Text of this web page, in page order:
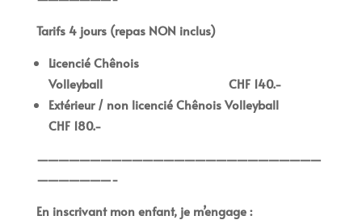
Tarifs 4 jours (repas NON inclus)
Licencié Chênois
Volleyball CHF 140.-
Extérieur / non licencié Chênois Volleyball
CHF 180.-
———————————————————————————
———————-
En inscrivant mon enfant, je m’engage :